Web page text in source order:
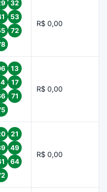
32
53
72
R$ 0,00
13
17
71
R$ 0,00
21
49
64
R$ 0,00